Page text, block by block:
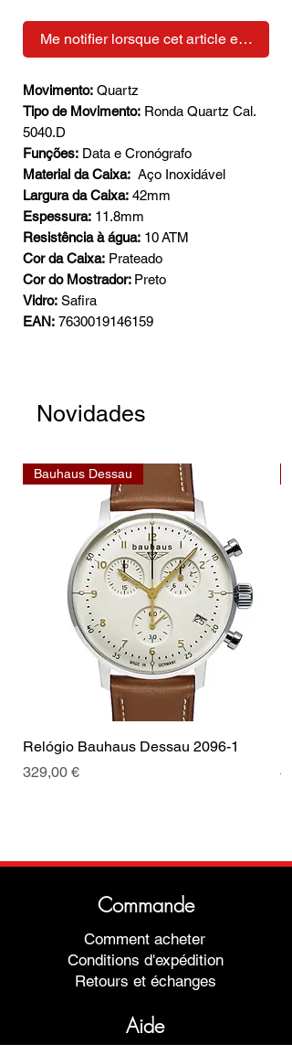
Me notifier lorsque cet article est
Movimento: Quartz
Tipo de Movimento: Ronda Quartz Cal.
5040.D
Funções: Data e Cronógrafo
Material da Caixa: Aço Inoxidável
Largura da Caixa: 42mm
Espessura: 11.8mm
Resistência à água: 10 ATM
Cor da Caixa: Prateado
Cor do Mostrador: Preto
Vidro: Safira
EAN: 7630019146159
Novidades
Bauhaus Dessau
Relógio Bauhaus Dessau 2096-1
Prix
329,00 €
Commande
Comment acheter
Conditions d'expédition
Retours et échanges
Aide